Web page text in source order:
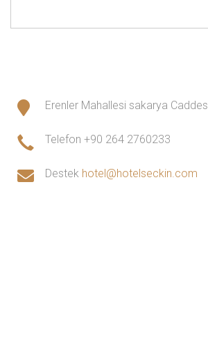
Erenler Mahallesi sakarya
Telefon +90 264 2760233
Destek hotel@hotelseckin.com